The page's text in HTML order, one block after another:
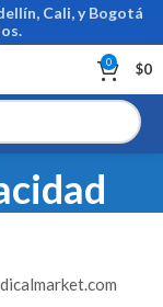
Cali, y Bogotá
0 $0